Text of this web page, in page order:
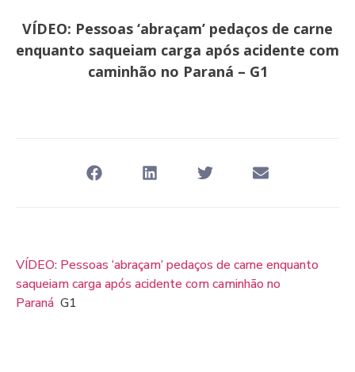
VÍDEO: Pessoas ‘abraçam’ pedaços de carne
enquanto saqueiam carga após acidente com
caminhão no Paraná – G1
VÍDEO: Pessoas ‘abraçam’ pedaços de carne enquanto
saqueiam carga após acidente com caminhão no
Paraná G1